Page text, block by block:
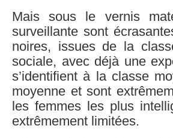
Mais sous le vernis
surveillante sont
noires, issues de la
sociale, avec déjà une
s’identifient à la classe
moyenne et sont
les femmes les plus
extrêmement limitées.